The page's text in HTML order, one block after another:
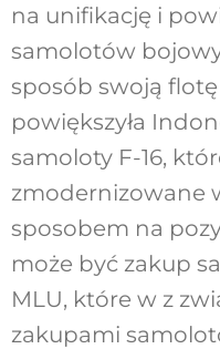
na unifikację i
samolotów
sposób swoją
powiększyła
samoloty F-16,
zmodernizowane
sposobem na
może być zakup
MLU, które w z
zakupami